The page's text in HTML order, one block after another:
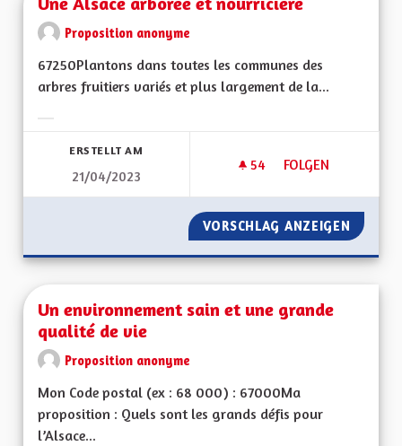
Proposition anonyme
67250Plantons dans toutes les communes des
arbres fruitiers variés et plus largement de la...
ERSTELLT AM
21/04/2023
54 54 FOLLOWER
FOLGEN
UNE ALSACE
VORSCHLAG ANZEIGEN UNE
Un environnement sain et une grande
qualité de vie
Proposition anonyme
Mon Code postal (ex : 68 000) : 67000Ma
proposition : Quels sont les grands défis pour
l’Alsace...